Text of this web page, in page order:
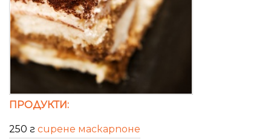
ПРОДУКТИ:
250 г сирене маскарпоне